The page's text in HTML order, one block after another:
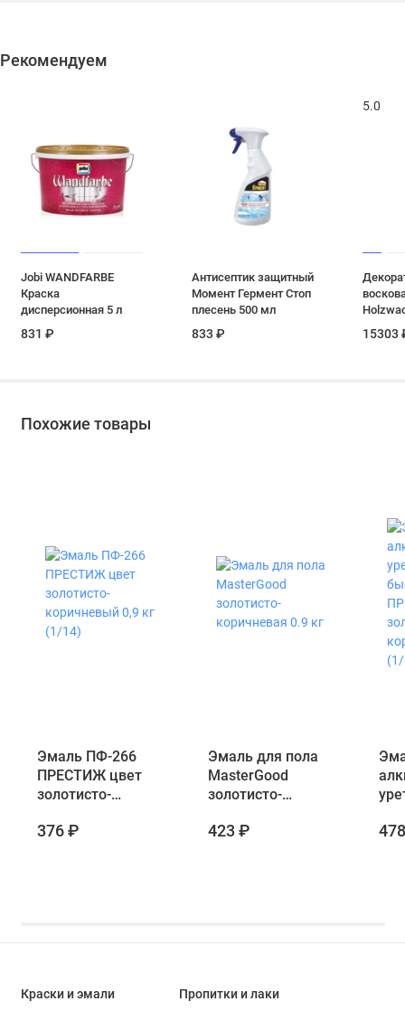
Рекомендуем
Jobi WANDFARBE
Краска
дисперсионная 5 л
831 ₽
Антисептик защитный
Момент Гермент Стоп
плесень 500 мл
833 ₽
5.0
15303
Похожие товары
Эмаль ПФ-266
ПРЕСТИЖ цвет
золотисто-
(1/14)
376 ₽
Эмаль для пола
MasterGood
золотисто-
423 ₽
Краски и эмали Пропитки и лаки